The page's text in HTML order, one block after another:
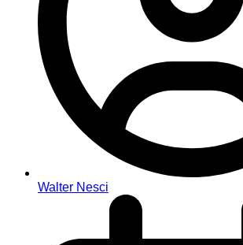
Walter Nesci